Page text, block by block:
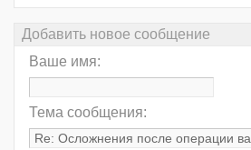
Добавить новое сообщение
Ваше имя:
Тема сообщения: